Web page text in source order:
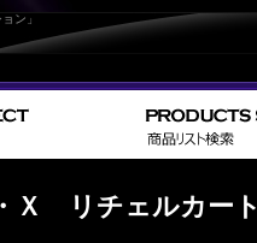
ン」
Ｘ リチェルカー